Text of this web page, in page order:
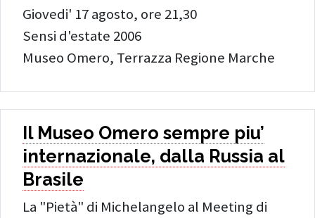
Giovedi' 17 agosto, ore 21,30
Sensi d'estate 2006
Museo Omero, Terrazza Regione Marche
Il Museo Omero sempre piu’
internazionale, dalla Russia al
Brasile
La "Pietà" di Michelangelo al Meeting di